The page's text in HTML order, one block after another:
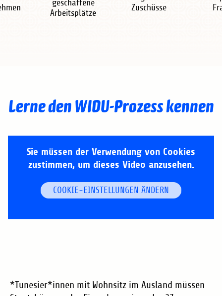
geschaffene
Arbeitsplätze
Zuschüsse
Lerne den WIDU-Prozess kennen
Sie müssen der Verwendung von Cookies
zustimmen, um dieses Video anzusehen.
COOKIE-EINSTELLUNGEN ÄNDERN
*Tunesier*innen mit Wohnsitz im Ausland müssen